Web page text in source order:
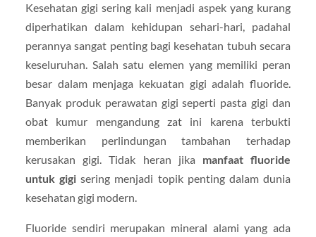
Kesehatan gigi sering kali menjadi aspek yang kurang
diperhatikan dalam kehidupan sehari-hari, padahal
perannya sangat penting bagi kesehatan tubuh secara
keseluruhan. Salah satu elemen yang memiliki peran
besar dalam menjaga kekuatan gigi adalah fluoride.
Banyak produk perawatan gigi seperti pasta gigi dan
obat kumur mengandung zat ini karena terbukti
memberikan perlindungan tambahan terhadap
kerusakan gigi. Tidak heran jika manfaat fluoride
untuk gigi sering menjadi topik penting dalam dunia
kesehatan gigi modern.
Fluoride sendiri merupakan mineral alami yang ada